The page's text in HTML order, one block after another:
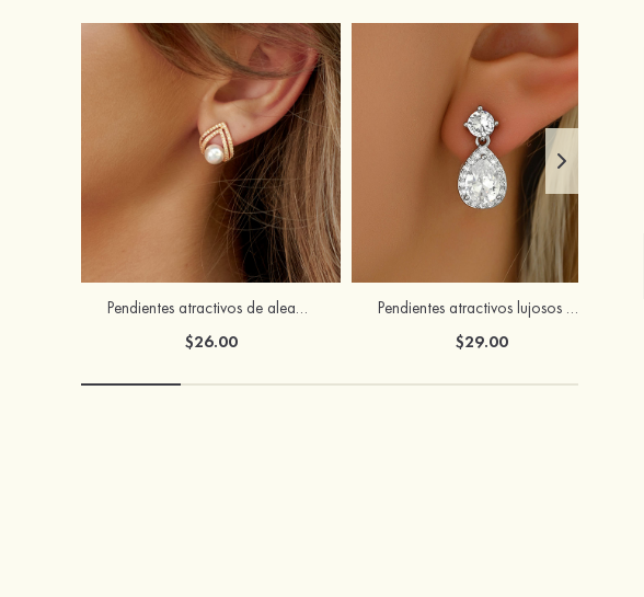
Pendientes atractivos de aleación con perlas de imitación y strass para mujer
$26.00
Pendientes atractivos lujosos en gotas de aleación con zirconio cúbico y strass para mujer
$29.00